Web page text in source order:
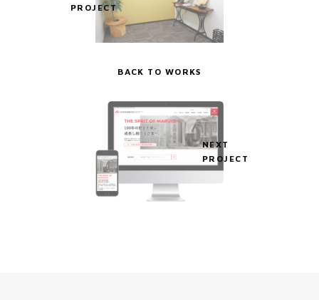
PROJECT
BACK TO WORKS
NEXT
PROJECT